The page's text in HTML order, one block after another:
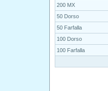
200 MX
50 Dorso
50 Farfalla
100 Dorso
100 Farfalla